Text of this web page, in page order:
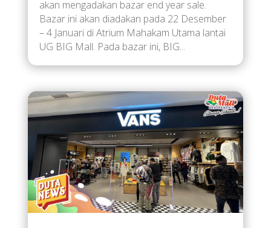
akan mengadakan bazar end year sale.
Bazar ini akan diadakan pada 22 Desember
– 4 Januari di Atrium Mahakam Utama lantai
UG BIG Mall. Pada bazar ini, BIG...